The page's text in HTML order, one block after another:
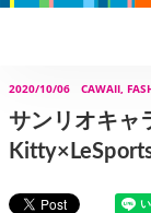
2020/10/06 CAWAII,
サンリオキャ